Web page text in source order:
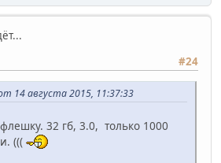
#24
14 августа 2015, 11:37:33
32 гб, 3.0, только 1000
(((